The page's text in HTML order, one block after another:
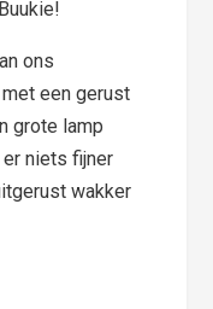
ons
een gerust
grote lamp
niets fijner
wakker